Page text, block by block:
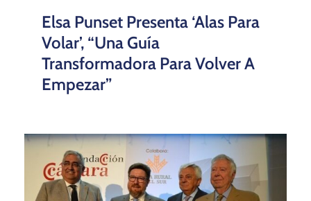
Elsa Punset Presenta ‘Alas Para
Volar’, “una Guía
Transformadora Para Volver A
Empezar”